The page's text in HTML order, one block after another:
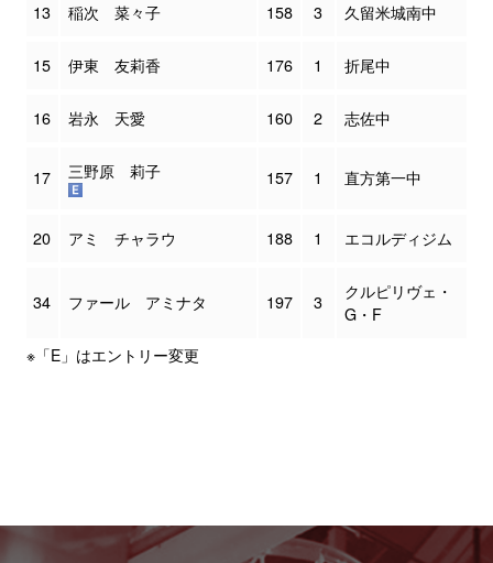
13 稲次 菜々子 158 3 久留米城南中
15 伊東 友莉香 176 1 折尾中
16 岩永 天愛 160 2 志佐中
17 三野原 莉子 157 1 直方第一中
20 アミ チャラウ 188 1 エコルディジム
34 ファール アミナタ 197 3
クルピリヴェ・
G・F
※「E」はエントリー変更